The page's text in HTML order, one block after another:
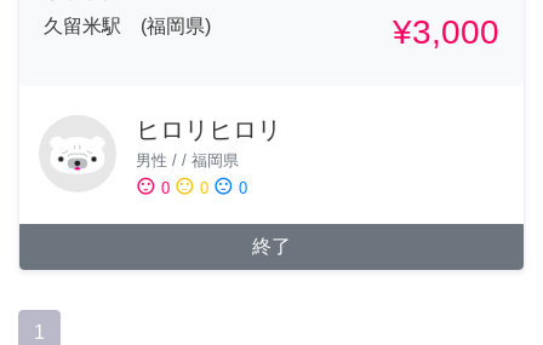
久留米駅 (福岡県)
¥3,000
ヒロリヒロリ
男性 / / 福岡県
sentiment_satisfied 0 sentiment_neutral 0 sentiment_dissatisfied 0
終了
1